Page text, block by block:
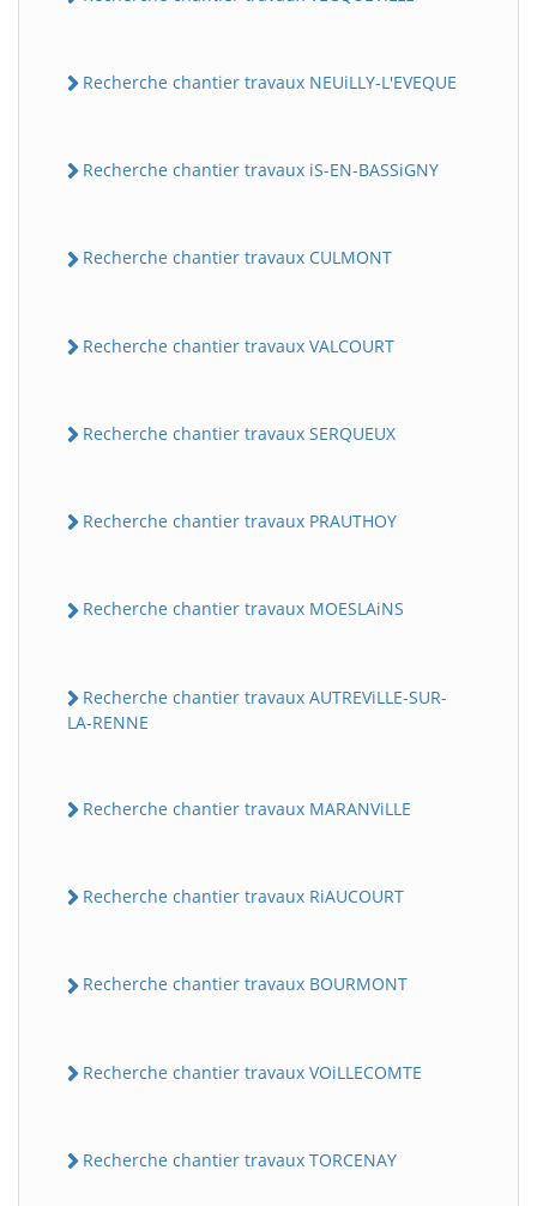
Recherche chantier travaux NEUiLLY-L'EVEQUE
Recherche chantier travaux iS-EN-BASSiGNY
Recherche chantier travaux CULMONT
Recherche chantier travaux VALCOURT
Recherche chantier travaux SERQUEUX
Recherche chantier travaux PRAUTHOY
Recherche chantier travaux MOESLAiNS
Recherche chantier travaux AUTREViLLE-SUR-
LA-RENNE
Recherche chantier travaux MARANViLLE
Recherche chantier travaux RiAUCOURT
Recherche chantier travaux BOURMONT
Recherche chantier travaux VOiLLECOMTE
Recherche chantier travaux TORCENAY